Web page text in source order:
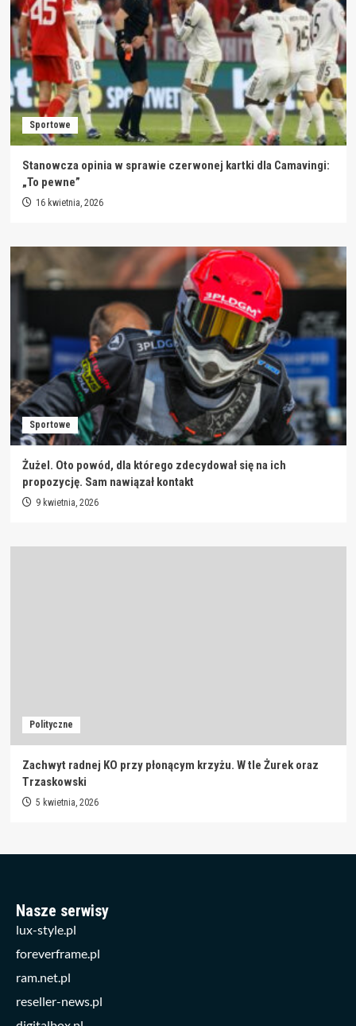
Sportowe
Stanowcza opinia w sprawie czerwonej kartki dla Camavingi:
„To pewne”
16 kwietnia, 2026
Sportowe
Żużel. Oto powód, dla którego zdecydował się na ich
propozycję. Sam nawiązał kontakt
9 kwietnia, 2026
Polityczne
Zachwyt radnej KO przy płonącym krzyżu. W tle Żurek oraz
Trzaskowski
5 kwietnia, 2026
Nasze serwisy
lux-style.pl
foreverframe.pl
ram.net.pl
reseller-news.pl